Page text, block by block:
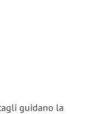
guidano la